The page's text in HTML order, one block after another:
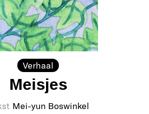
Verhaal
Meisjes
Mei-yun Boswinkel